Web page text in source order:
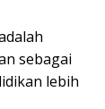
sebagai
lebih